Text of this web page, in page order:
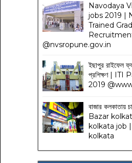
Navodaya
jobs 2019 |
Trained
@nvsropune.gov.in
ইছাপুর রাইফেল
প্রশিক্ষণ | ITI
2019
বাজার কলকাতায়
Bazar
kolkata job
kolkata